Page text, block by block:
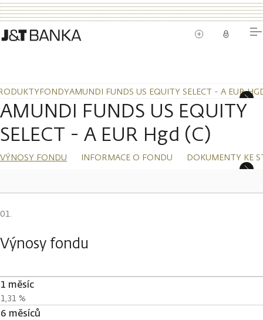
FONDYAMUNDI FUNDS US EQUITY SELECT - A EUR
AMUNDI FUNDS US EQUITY
SELECT - A EUR Hgd (C)
VÝNOSY FONDU INFORMACE O FONDU DOKUMENTY KE
Výnosy fondu
1 měsíc
1,31 %
6 měsíců